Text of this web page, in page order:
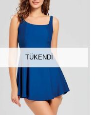
TÜKENDI